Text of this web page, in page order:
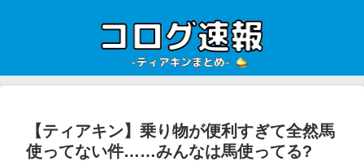
【ティアキン】乗り物が便利すぎて全然馬
使ってない件……みんなは馬使ってる?